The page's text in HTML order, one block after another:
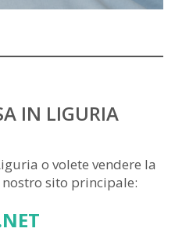
IN LIGURIA
o volete vendere la
sito principale: